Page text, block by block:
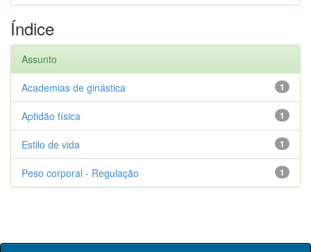
Índice
Assunto
1
Academias de ginástica
1
Aptidão física
1
Estilo de vida
1
Peso corporal - Regulação